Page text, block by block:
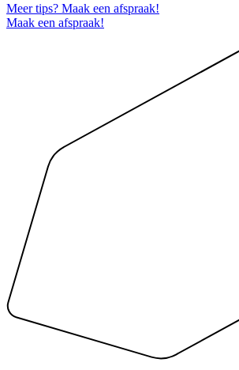
Meer tips? Maak een afspraak!
Maak een afspraak!